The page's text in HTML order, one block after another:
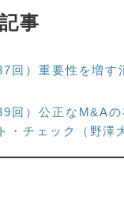
事
回）重要性を増す
回）公正なM&A
・チェック（野澤